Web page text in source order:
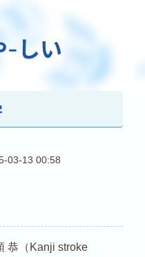
-しい
03-13 00:58
恭（Kanji stroke